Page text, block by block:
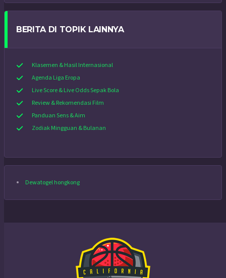
BERITA DI TOPIK LAINNYA
Klasemen & Hasil Internasional
Agenda Liga Eropa
Live Score & Live Odds Sepak Bola
Review & Rekomendasi Film
Panduan Sens & Aim
Zodiak Mingguan & Bulanan
Dewatogel hongkong